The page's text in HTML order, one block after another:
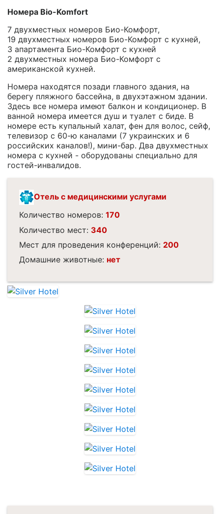
Номера Bio-Komfort
7 двухместных номеров Био-Комфорт,
19 двухместных номеров Био-Комфорт с кухней,
3 апартамента Био-Комфорт с кухней
2 двухместных номера Био-Комфорт с
американской кухней.
Номера находятся позади главного здания, на
берегу пляжного бассейна, в двухэтажном здании.
Здесь все номера имеют балкон и кондиционер. В
ванной номера имеется душ и туалет с биде. В
номере есть купальный халат, фен для волос, сейф,
телевизор с 60-ю каналами (7 украинских и 6
российских каналов!), мини-бар. Два двухместных
номера с кухней - оборудованы специально для
гостей-инвалидов.
Отель с медицинскими услугами
Количество номеров: 170
Количество мест: 340
Мест для проведения конференций: 200
Домашние животные: нет